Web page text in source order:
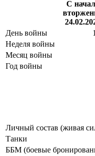
С
День войны
Неделя войны
Месяц войны
Год войны
Личный состав (живая
Танки
ББМ (боевые